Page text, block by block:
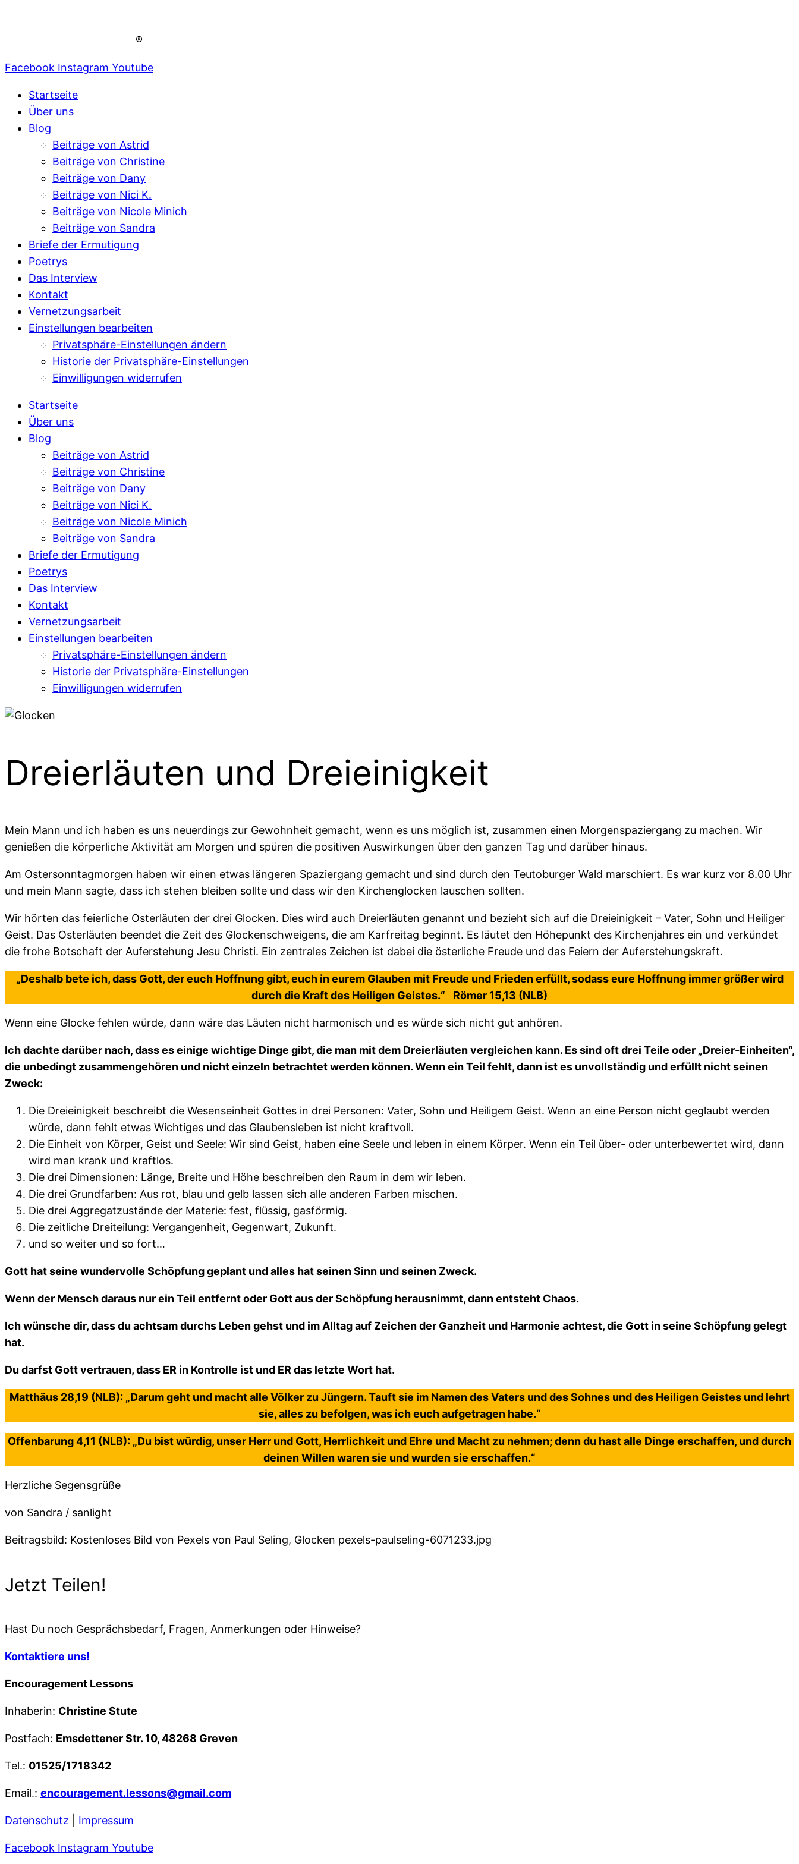
®
Facebook Instagram Youtube
Startseite
Über uns
Blog
Beiträge von Astrid
Beiträge von Christine
Beiträge von Dany
Beiträge von Nici K.
Beiträge von Nicole Minich
Beiträge von Sandra
Briefe der Ermutigung
Poetrys
Das Interview
Kontakt
Vernetzungsarbeit
Einstellungen bearbeiten
Privatsphäre-Einstellungen ändern
Historie der Privatsphäre-Einstellungen
Einwilligungen widerrufen
Startseite
Über uns
Blog
Beiträge von Astrid
Beiträge von Christine
Beiträge von Dany
Beiträge von Nici K.
Beiträge von Nicole Minich
Beiträge von Sandra
Briefe der Ermutigung
Poetrys
Das Interview
Kontakt
Vernetzungsarbeit
Einstellungen bearbeiten
Privatsphäre-Einstellungen ändern
Historie der Privatsphäre-Einstellungen
Einwilligungen widerrufen
Dreierläuten und Dreieinigkeit
Mein Mann und ich haben es uns neuerdings zur Gewohnheit gemacht, wenn es uns möglich ist, zusammen einen Morgenspaziergang zu machen. Wir
genießen die körperliche Aktivität am Morgen und spüren die positiven Auswirkungen über den ganzen Tag und darüber hinaus.
Am Ostersonntagmorgen haben wir einen etwas längeren Spaziergang gemacht und sind durch den Teutoburger Wald marschiert. Es war kurz vor 8.00 Uhr
und mein Mann sagte, dass ich stehen bleiben sollte und dass wir den Kirchenglocken lauschen sollten.
Wir hörten das feierliche Osterläuten der drei Glocken. Dies wird auch Dreierläuten genannt und bezieht sich auf die Dreieinigkeit – Vater, Sohn und Heiliger
Geist. Das Osterläuten beendet die Zeit des Glockenschweigens, die am Karfreitag beginnt. Es läutet den Höhepunkt des Kirchenjahres ein und verkündet
die frohe Botschaft der Auferstehung Jesu Christi. Ein zentrales Zeichen ist dabei die österliche Freude und das Feiern der Auferstehungskraft.
„Deshalb bete ich, dass Gott, der euch Hoffnung gibt, euch in eurem Glauben mit Freude und Frieden erfüllt, sodass eure Hoffnung immer größer wird
durch die Kraft des Heiligen Geistes.“ Römer 15,13 (NLB)
Wenn eine Glocke fehlen würde, dann wäre das Läuten nicht harmonisch und es würde sich nicht gut anhören.
Ich dachte darüber nach, dass es einige wichtige Dinge gibt, die man mit dem Dreierläuten vergleichen kann. Es sind oft drei Teile oder „Dreier-Einheiten“,
die unbedingt zusammengehören und nicht einzeln betrachtet werden können. Wenn ein Teil fehlt, dann ist es unvollständig und erfüllt nicht seinen
Zweck:
Die Dreieinigkeit beschreibt die Wesenseinheit Gottes in drei Personen: Vater, Sohn und Heiligem Geist. Wenn an eine Person nicht geglaubt werden
würde, dann fehlt etwas Wichtiges und das Glaubensleben ist nicht kraftvoll.
Die Einheit von Körper, Geist und Seele: Wir sind Geist, haben eine Seele und leben in einem Körper. Wenn ein Teil über- oder unterbewertet wird, dann
wird man krank und kraftlos.
Die drei Dimensionen: Länge, Breite und Höhe beschreiben den Raum in dem wir leben.
Die drei Grundfarben: Aus rot, blau und gelb lassen sich alle anderen Farben mischen.
Die drei Aggregatzustände der Materie: fest, flüssig, gasförmig.
Die zeitliche Dreiteilung: Vergangenheit, Gegenwart, Zukunft.
und so weiter und so fort…
Gott hat seine wundervolle Schöpfung geplant und alles hat seinen Sinn und seinen Zweck.
Wenn der Mensch daraus nur ein Teil entfernt oder Gott aus der Schöpfung herausnimmt, dann entsteht Chaos.
Ich wünsche dir, dass du achtsam durchs Leben gehst und im Alltag auf Zeichen der Ganzheit und Harmonie achtest, die Gott in seine Schöpfung gelegt
hat.
Du darfst Gott vertrauen, dass ER in Kontrolle ist und ER das letzte Wort hat.
Matthäus 28,19 (NLB): „Darum geht und macht alle Völker zu Jüngern. Tauft sie im Namen des Vaters und des Sohnes und des Heiligen Geistes und lehrt
sie, alles zu befolgen, was ich euch aufgetragen habe.“
Offenbarung 4,11 (NLB): „Du bist würdig, unser Herr und Gott, Herrlichkeit und Ehre und Macht zu nehmen; denn du hast alle Dinge erschaffen, und durch
deinen Willen waren sie und wurden sie erschaffen.“
Herzliche Segensgrüße
von Sandra / sanlight
Beitragsbild: Kostenloses Bild von Pexels von Paul Seling, Glocken pexels-paulseling-6071233.jpg
Jetzt Teilen!
Hast Du noch Gesprächsbedarf, Fragen, Anmerkungen oder Hinweise?
Kontaktiere uns!
Encouragement Lessons
Inhaberin: Christine Stute
Postfach: Emsdettener Str. 10, 48268 Greven
Tel.: 01525/1718342
Email.: encouragement.lessons@gmail.com
Datenschutz Impressum
Facebook Instagram Youtube